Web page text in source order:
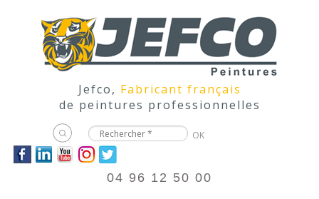
Jefco, Fabricant français
de peintures professionnelles
04 96 12 50 00